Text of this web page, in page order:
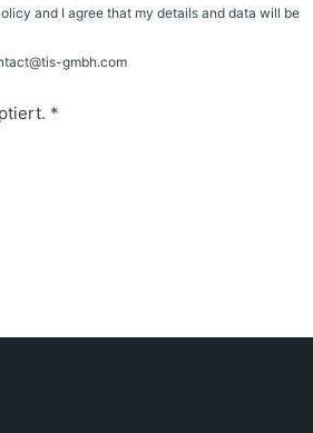
and I agree that my details and data will be
gmbh.com
*